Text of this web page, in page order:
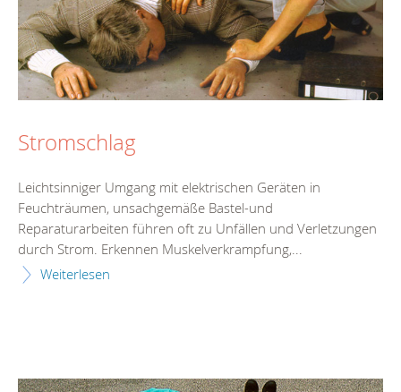
Stromschlag
Leichtsinniger Umgang mit elektrischen Geräten in
Feuchträumen, unsachgemäße Bastel-und
Reparaturarbeiten führen oft zu Unfällen und Verletzungen
durch Strom. Erkennen Muskelverkrampfung,...
Weiterlesen